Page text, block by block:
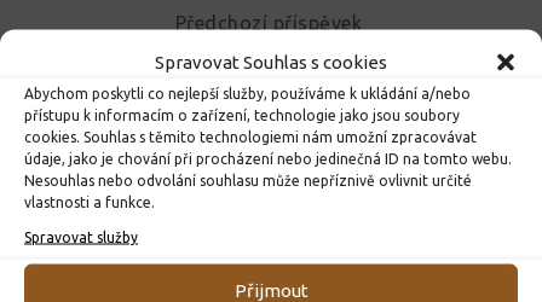
Spravovat Souhlas s cookies
Abychom poskytli co nejlepší služby, používáme k ukládání a/nebo
přístupu k informacím o zařízení, technologie jako jsou soubory
cookies. Souhlas s těmito technologiemi nám umožní zpracovávat
údaje, jako je chování při procházení nebo jedinečná ID na tomto webu.
Nesouhlas nebo odvolání souhlasu může nepříznivě ovlivnit určité
vlastnosti a funkce.
Spravovat služby
Přijmout
Předchozí příspěvek
Tajný výlet a nová přátelství
MOHLO BY VÁS DÁLE ZAJÍMAT...